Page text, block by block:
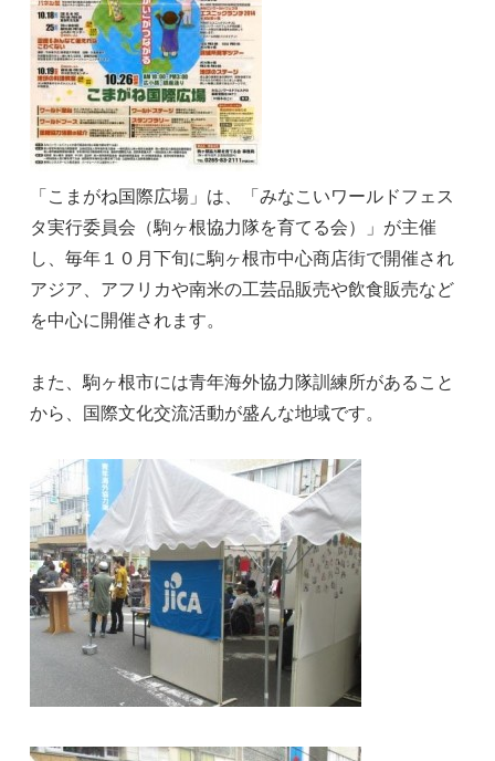
「こまがね国際広場」は、「みなこいワールドフェス
タ実行委員会（駒ヶ根協力隊を育てる会）」が主催
し、毎年１０月下旬に駒ヶ根市中心商店街で開催され
アジア、アフリカや南米の工芸品販売や飲食販売など
を中心に開催されます。
また、駒ヶ根市には青年海外協力隊訓練所があること
から、国際文化交流活動が盛んな地域です。